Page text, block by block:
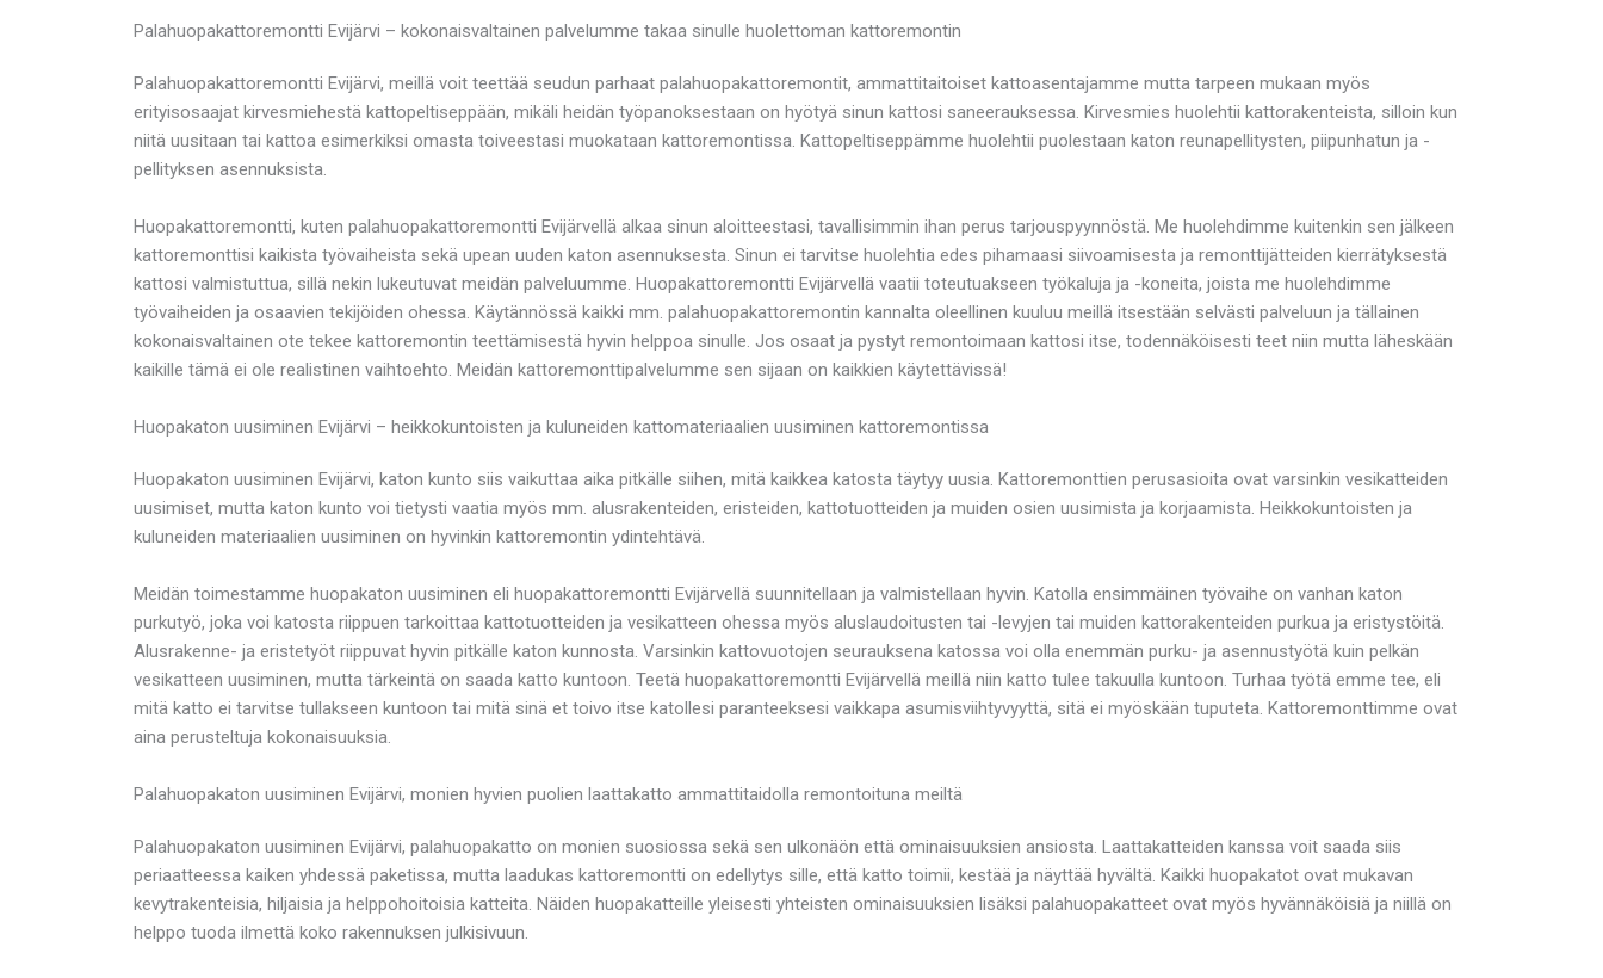
Palahuopakattoremontti Evijärvi – kokonaisvaltainen palvelumme takaa sinulle huolettoman kattoremontin
Palahuopakattoremontti Evijärvi, meillä voit teettää seudun parhaat palahuopakattoremontit, ammattitaitoiset kattoasentajamme mutta tarpeen mukaan myös
erityisosaajat kirvesmiehestä kattopeltiseppään, mikäli heidän työpanoksestaan on hyötyä sinun kattosi saneerauksessa. Kirvesmies huolehtii kattorakenteista, silloin kun
niitä uusitaan tai kattoa esimerkiksi omasta toiveestasi muokataan kattoremontissa. Kattopeltiseppämme huolehtii puolestaan katon reunapellitysten, piipunhatun ja -
pellityksen asennuksista.
Huopakattoremontti, kuten palahuopakattoremontti Evijärvellä alkaa sinun aloitteestasi, tavallisimmin ihan perus tarjouspyynnöstä. Me huolehdimme kuitenkin sen jälkeen
kattoremonttisi kaikista työvaiheista sekä upean uuden katon asennuksesta. Sinun ei tarvitse huolehtia edes pihamaasi siivoamisesta ja remonttijätteiden kierrätyksestä
kattosi valmistuttua, sillä nekin lukeutuvat meidän palveluumme. Huopakattoremontti Evijärvellä vaatii toteutuakseen työkaluja ja -koneita, joista me huolehdimme
työvaiheiden ja osaavien tekijöiden ohessa. Käytännössä kaikki mm. palahuopakattoremontin kannalta oleellinen kuuluu meillä itsestään selvästi palveluun ja tällainen
kokonaisvaltainen ote tekee kattoremontin teettämisestä hyvin helppoa sinulle. Jos osaat ja pystyt remontoimaan kattosi itse, todennäköisesti teet niin mutta läheskään
kaikille tämä ei ole realistinen vaihtoehto. Meidän kattoremonttipalvelumme sen sijaan on kaikkien käytettävissä!
Huopakaton uusiminen Evijärvi – heikkokuntoisten ja kuluneiden kattomateriaalien uusiminen kattoremontissa
Huopakaton uusiminen Evijärvi, katon kunto siis vaikuttaa aika pitkälle siihen, mitä kaikkea katosta täytyy uusia. Kattoremonttien perusasioita ovat varsinkin vesikatteiden
uusimiset, mutta katon kunto voi tietysti vaatia myös mm. alusrakenteiden, eristeiden, kattotuotteiden ja muiden osien uusimista ja korjaamista. Heikkokuntoisten ja
kuluneiden materiaalien uusiminen on hyvinkin kattoremontin ydintehtävä.
Meidän toimestamme huopakaton uusiminen eli huopakattoremontti Evijärvellä suunnitellaan ja valmistellaan hyvin. Katolla ensimmäinen työvaihe on vanhan katon
purkutyö, joka voi katosta riippuen tarkoittaa kattotuotteiden ja vesikatteen ohessa myös aluslaudoitusten tai -levyjen tai muiden kattorakenteiden purkua ja eristystöitä.
Alusrakenne- ja eristetyöt riippuvat hyvin pitkälle katon kunnosta. Varsinkin kattovuotojen seurauksena katossa voi olla enemmän purku- ja asennustyötä kuin pelkän
vesikatteen uusiminen, mutta tärkeintä on saada katto kuntoon. Teetä huopakattoremontti Evijärvellä meillä niin katto tulee takuulla kuntoon. Turhaa työtä emme tee, eli
mitä katto ei tarvitse tullakseen kuntoon tai mitä sinä et toivo itse katollesi paranteeksesi vaikkapa asumisviihtyvyyttä, sitä ei myöskään tuputeta. Kattoremonttimme ovat
aina perusteltuja kokonaisuuksia.
Palahuopakaton uusiminen Evijärvi, monien hyvien puolien laattakatto ammattitaidolla remontoituna meiltä
Palahuopakaton uusiminen Evijärvi, palahuopakatto on monien suosiossa sekä sen ulkonäön että ominaisuuksien ansiosta. Laattakatteiden kanssa voit saada siis
periaatteessa kaiken yhdessä paketissa, mutta laadukas kattoremontti on edellytys sille, että katto toimii, kestää ja näyttää hyvältä. Kaikki huopakatot ovat mukavan
kevytrakenteisia, hiljaisia ja helppohoitoisia katteita. Näiden huopakatteille yleisesti yhteisten ominaisuuksien lisäksi palahuopakatteet ovat myös hyvännäköisiä ja niillä on
helppo tuoda ilmettä koko rakennuksen julkisivuun.